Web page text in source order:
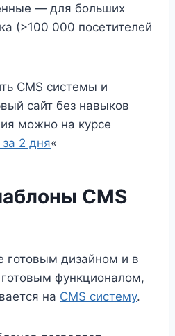
— для больших
(>100 000 посетителей
CMS системы и
сайт без навыков
можно на курсе
2 дня«
CMS
готовым дизайном и в
функционалом,
на CMS систему.